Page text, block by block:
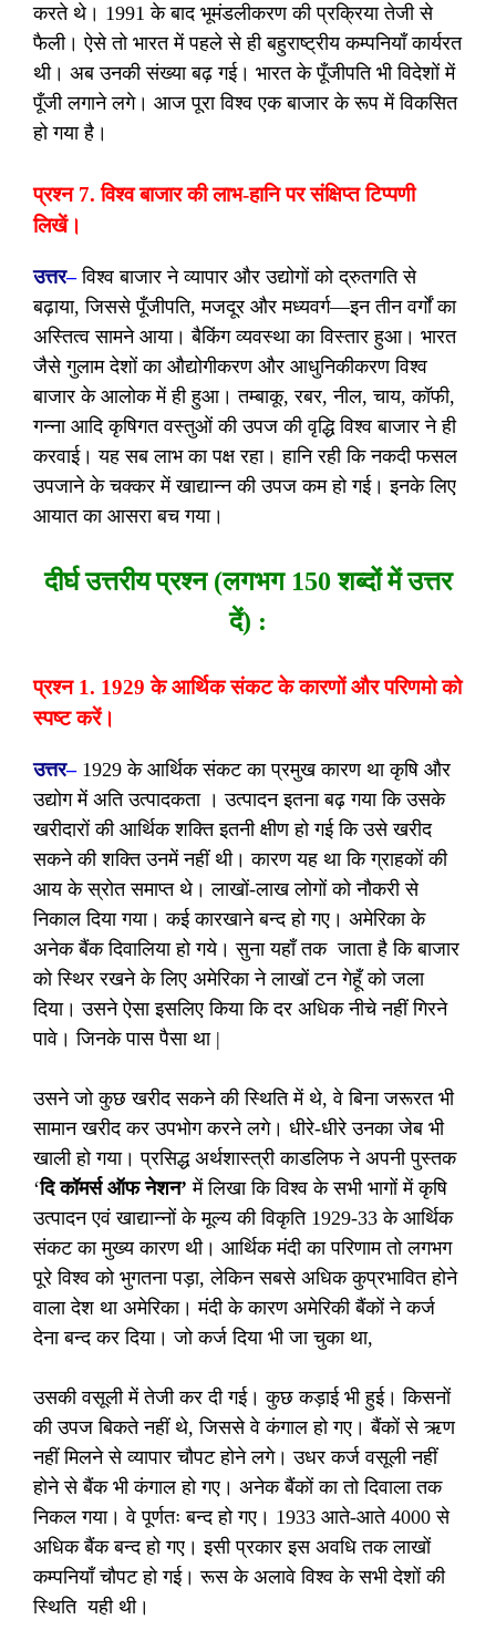
करते थे। 1991 के बाद भूमंडलीकरण की प्रक्रिया तेजी से
फैली। ऐसे तो भारत में पहले से ही बहुराष्ट्रीय कम्पनियाँ कार्यरत
थी। अब उनकी संख्या बढ़ गई। भारत के पूँजीपति भी विदेशों में
पूँजी लगाने लगे। आज पूरा विश्व एक बाजार के रूप में विकसित
हो गया है।
प्रश्न 7. विश्व बाजार की लाभ-हानि पर संक्षिप्त टिप्पणी
लिखें।
उत्तर–विश्व बाजार ने व्यापार और उद्योगों को द्रुतगति से
बढ़ाया, जिससे पूँजीपति, मजदूर और मध्यवर्ग—इन तीन वर्गों का
अस्तित्व सामने आया। बैकिंग व्यवस्था का विस्तार हुआ। भारत
जैसे गुलाम देशों का औद्योगीकरण और आधुनिकीकरण विश्व
बाजार के आलोक में ही हुआ। तम्बाकू, रबर, नील, चाय, कॉफी,
गन्ना आदि कृषिगत वस्तुओं की उपज की वृद्धि विश्व बाजार ने ही
करवाई। यह सब लाभ का पक्ष रहा। हानि रही कि नकदी फसल
उपजाने के चक्कर में खाद्यान्न की उपज कम हो गई। इनके लिए
आयात का आसरा बच गया।
दीर्घ उत्तरीय प्रश्न (लगभग 150 शब्दों में उत्तर
दें) :
प्रश्न 1. 1929 के आर्थिक संकट के कारणों और परिणमो को
स्पष्ट करें।
उत्तर– 1929 के आर्थिक संकट का प्रमुख कारण था कृषि और
उद्योग में अति उत्पादकता । उत्पादन इतना बढ़ गया कि उसके
खरीदारों की आर्थिक शक्ति इतनी क्षीण हो गई कि उसे खरीद
सकने की शक्ति उनमें नहीं थी। कारण यह था कि ग्राहकों की
आय के स्रोत समाप्त थे। लाखों-लाख लोगों को नौकरी से
निकाल दिया गया। कई कारखाने बन्द हो गए। अमेरिका के
अनेक बैंक दिवालिया हो गये। सुना यहाँ तक जाता है कि बाजार
को स्थिर रखने के लिए अमेरिका ने लाखों टन गेहूँ को जला
दिया। उसने ऐसा इसलिए किया कि दर अधिक नीचे नहीं गिरने
पावे। जिनके पास पैसा था |
उसने जो कुछ खरीद सकने की स्थिति में थे, वे बिना जरूरत भी
सामान खरीद कर उपभोग करने लगे। धीरे-धीरे उनका जेब भी
खाली हो गया। प्रसिद्ध अर्थशास्त्री काडलिफ ने अपनी पुस्तक
‘दि कॉमर्स ऑफ नेशन’ में लिखा कि विश्व के सभी भागों में कृषि
उत्पादन एवं खाद्यान्नों के मूल्य की विकृति 1929-33 के आर्थिक
संकट का मुख्य कारण थी। आर्थिक मंदी का परिणाम तो लगभग
पूरे विश्व को भुगतना पड़ा, लेकिन सबसे अधिक कुप्रभावित होने
वाला देश था अमेरिका। मंदी के कारण अमेरिकी बैंकों ने कर्ज
देना बन्द कर दिया। जो कर्ज दिया भी जा चुका था,
उसकी वसूली में तेजी कर दी गई। कुछ कड़ाई भी हुई। किसनों
की उपज बिकते नहीं थे, जिससे वे कंगाल हो गए। बैंकों से ऋण
नहीं मिलने से व्यापार चौपट होने लगे। उधर कर्ज वसूली नहीं
होने से बैंक भी कंगाल हो गए। अनेक बैंकों का तो दिवाला तक
निकल गया। वे पूर्णतः बन्द हो गए। 1933 आते-आते 4000 से
अधिक बैंक बन्द हो गए। इसी प्रकार इस अवधि तक लाखों
कम्पनियाँ चौपट हो गई। रूस के अलावे विश्व के सभी देशों की
स्थिति यही थी।